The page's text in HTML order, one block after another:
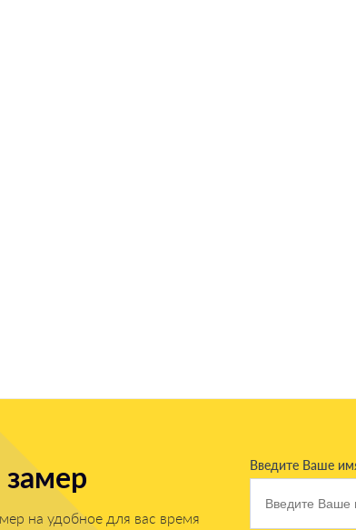
на удобное для вас время
Введите Ваше